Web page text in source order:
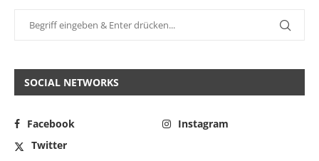
SOCIAL NETWORKS
Facebook
Instagram
Twitter